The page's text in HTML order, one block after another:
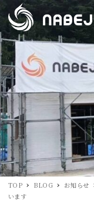
TOP BLOG お知らせ
います